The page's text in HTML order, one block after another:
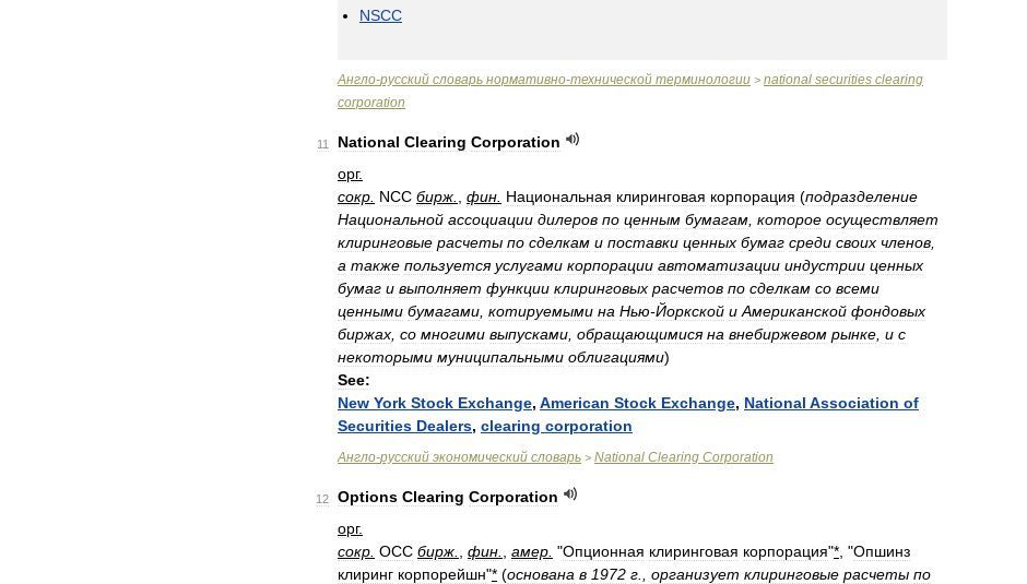
NSCC
Англо-русский словарь нормативно-технической терминологии > national securities clearing
corporation
11 National Clearing Corporation
орг.
сокр NCC бирж фин Национальная клиринговая корпорация (подразделение
Национальной ассоциации дилеров по ценным бумагам которое осуществляет
клиринговые расчеты по сделкам и поставки ценных бумаг среди своих членов
а также пользуется услугами корпорации автоматизации индустрии ценных
бумаг и выполняет функции клиринговых расчетов по сделкам со всеми
ценными бумагами котируемыми на Нью-Йоркской и Американской фондовых
биржах со многими выпусками обращающимися на внебиржевом рынке и с
некоторыми муниципальными облигациями)
See:
New York Stock Exchange, American Stock Exchange, National Association of
Securities Dealers, clearing corporation
Англо-русский экономический словарь > National Clearing Corporation
12 Options Clearing Corporation
орг.
сокр OCC бирж фин амер "Опционная клиринговая корпорация"* , "Опшинз
клиринг корпорейшн"* (основана в 1972 г организует клиринговые расчеты по